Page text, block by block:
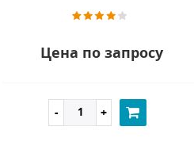
Цена по запросу